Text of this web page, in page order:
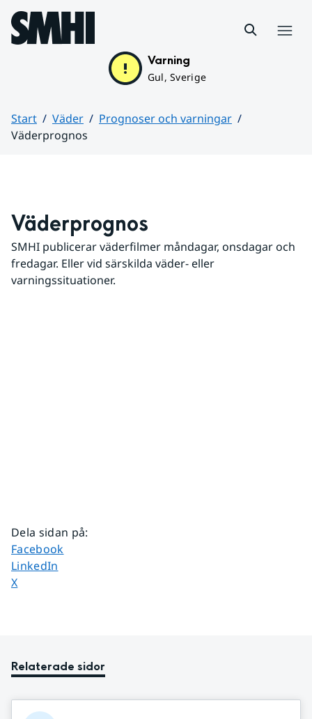
Hoppa till sidans innehåll
Varning
Gul, Sverige
Start Väder
Prognoser och varningar
Väderprognos
Väderprognos
SMHI publicerar väderfilmer måndagar, onsdagar och
fredagar. Eller vid särskilda väder- eller
varningssituationer.
Dela sidan på:
Dela sidan på
Facebook
Dela sidan på
LinkedIn
Dela sidan på
X
Relaterade sidor